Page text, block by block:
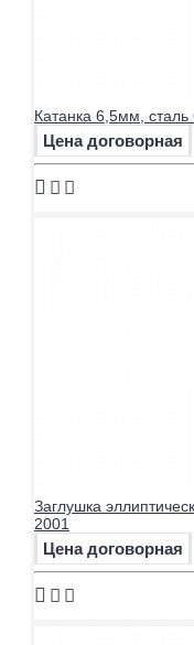
Катанка 6,5мм, сталь
Цена договорная
Заглушка
2001
Цена договорная